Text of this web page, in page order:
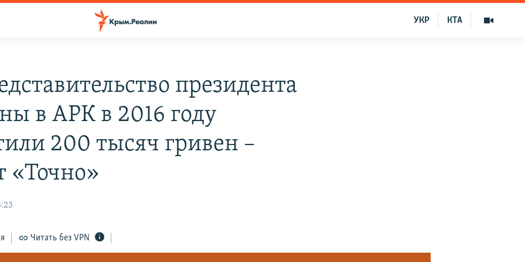
КТА
УКР
президента
в АРК в 2016 году
200 тысяч гривен –
«Точно»
Читать без VPN